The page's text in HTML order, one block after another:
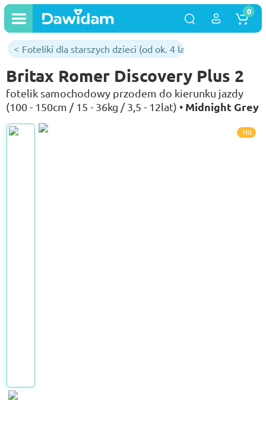
0
Foteliki dla starszych dzieci (od ok. 4 lat)
Britax Romer Discovery Plus 2
fotelik samochodowy przodem do kierunku jazdy
(100 - 150cm / 15 - 36kg / 3,5 - 12lat) • Midnight Grey
Hit